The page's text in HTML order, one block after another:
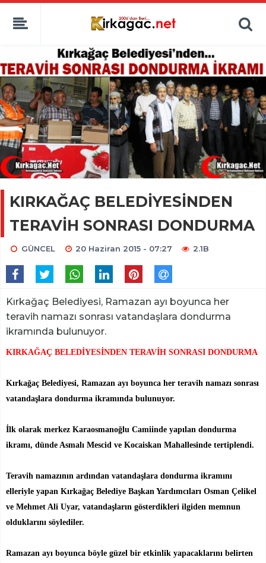
KIRKAĞAÇ BELEDİYESİNDEN
TERAVİH SONRASI DONDURMA
GÜNCEL 20 Haziran 2015 - 07:27 2.1B
Kırkağaç Belediyesi, Ramazan ayı boyunca her
teravih namazı sonrası vatandaşlara dondurma
ikramında bulunuyor.
KIRKAĞAÇ BELEDİYESİNDEN TERAVİH SONRASI DONDURMA
Kırkağaç Belediyesi, Ramazan ayı boyunca her teravih namazı sonrası
vatandaşlara dondurma ikramında bulunuyor.
İlk olarak merkez Karaosmanoğlu Camiinde yapılan dondurma
ikramı, dünde Asmalı Mescid ve Kocaiskan Mahallesinde tertiplendi.
Teravih namazının ardından vatandaşlara dondurma ikramını
elleriyle yapan Kırkağaç Belediye Başkan Yardımcıları Osman Çelikel
ve Mehmet Ali Uyar, vatandaşların gösterdikleri ilgiden memnun
olduklarını söylediler.
Ramazan ayı boyunca böyle güzel bir etkinlik yapacaklarını belirten